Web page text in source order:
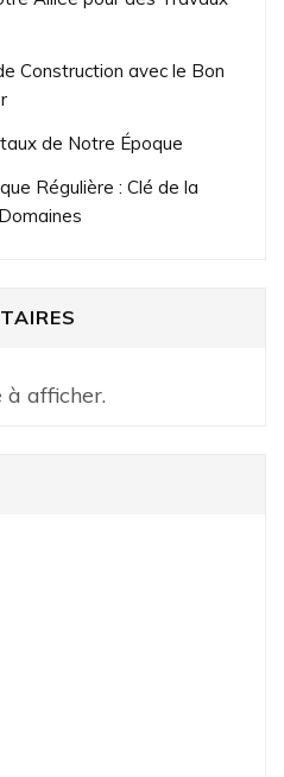
Construction avec le Bon
de Notre Époque
Régulière : Clé de la
afficher.